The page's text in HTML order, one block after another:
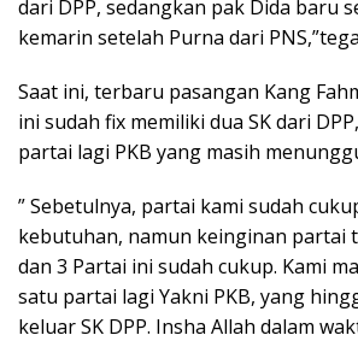
dari DPP, sedangkan pak Dida baru
kemarin setelah Purna dari
Saat ini, terbaru pasangan Kang
ini sudah fix memiliki dua SK dari
partai lagi PKB yang masih
” Sebetulnya, partai kami sudah
kebutuhan, namun keinginan partai
dan 3 Partai ini sudah cukup. Kami
satu partai lagi Yakni PKB, yang
keluar SK DPP. Insha Allah dalam